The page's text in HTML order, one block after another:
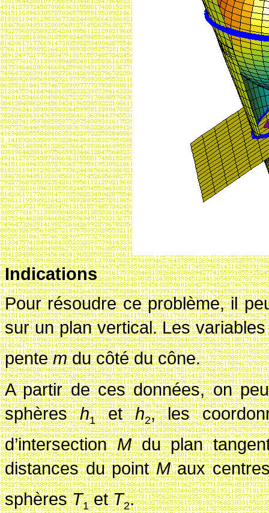
Indications
Pour résoudre ce problème, il
sur un plan vertical. Les
pentemdu côté du cône.
A partir de ces données, on
sphèresh1eth2, les
d’intersectionMdu plan
distances du pointMaux
sphèresT1etT2.